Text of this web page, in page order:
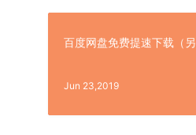
百度网盘免费提速下载（
Jun 23,2019